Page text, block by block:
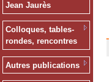
Jean Jaurès
Colloques, tables-
rondes, rencontres
Autres publications